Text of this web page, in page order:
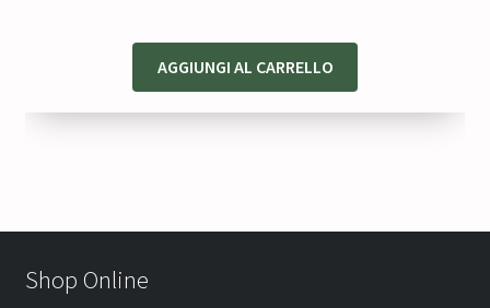
AGGIUNGI AL CARRELLO
Shop Online